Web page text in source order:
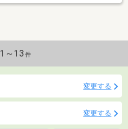
1～13 件
変更する
変更する